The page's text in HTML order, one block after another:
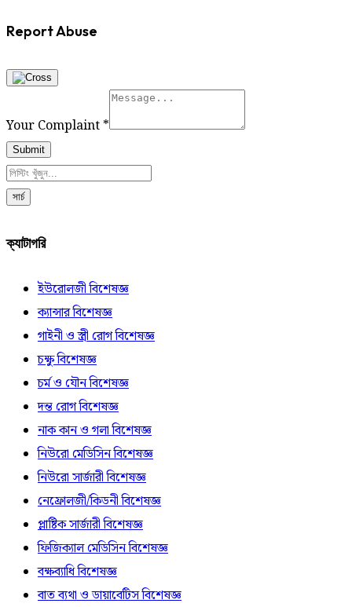
Report Abuse
Your Complaint *
Submit
সার্চ
ক্যাটাগরি
ইউরোলজী বিশেষজ্ঞ
ক্যান্সার বিশেষজ্ঞ
গাইনী ও স্ত্রী রোগ বিশেষজ্ঞ
চক্ষু বিশেষজ্ঞ
চর্ম ও যৌন বিশেষজ্ঞ
দন্ত রোগ বিশেষজ্ঞ
নাক কান ও গলা বিশেষজ্ঞ
নিউরো মেডিসিন বিশেষজ্ঞ
নিউরো সার্জারী বিশেষজ্ঞ
নেফ্রোলজী/কিডনী বিশেষজ্ঞ
প্লাষ্টিক সার্জারী বিশেষজ্ঞ
ফিজিক্যাল মেডিসিন বিশেষজ্ঞ
বক্ষব্যাধি বিশেষজ্ঞ
বাত ব্যথা ও ডায়াবেটিস বিশেষজ্ঞ